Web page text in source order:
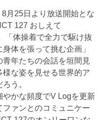
月25日より放送開始とな
127 おしえて
「体操着で全力で駆け抜
体を張って挑む企画」
年たちの会話を垣間見
な姿を見せる世界的ア
う。
かな頻度でV Logを更新
ァンとのコミュニケー